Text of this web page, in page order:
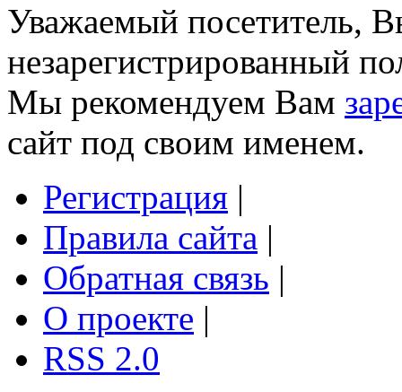
Уважаемый посетитель,
незарегистрированный
Мы рекомендуем Вам
сайт под своим именем.
Регистрация |
Правила сайта |
Обратная связь |
О проекте |
RSS 2.0